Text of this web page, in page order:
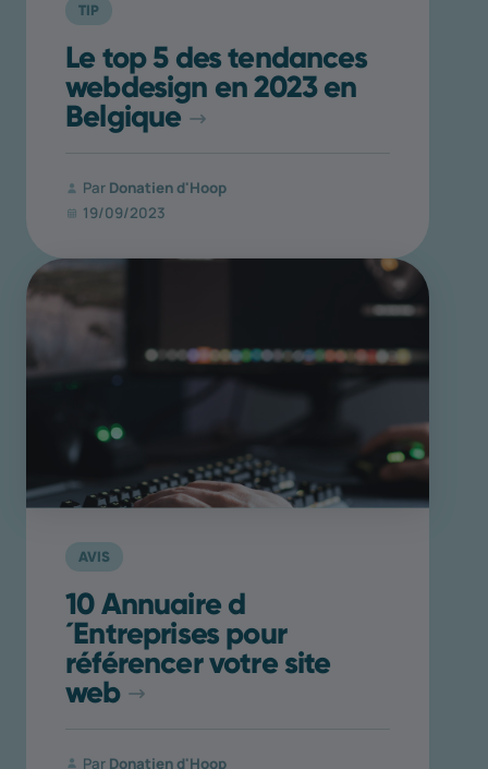
TIP
Le top 5 des tendances
webdesign en 2023 en
Belgique
Par Donatien d'Hoop
19/09/2023
AVIS
10 Annuaire d
´Entreprises pour
référencer votre site
web
Par Donatien d'Hoop